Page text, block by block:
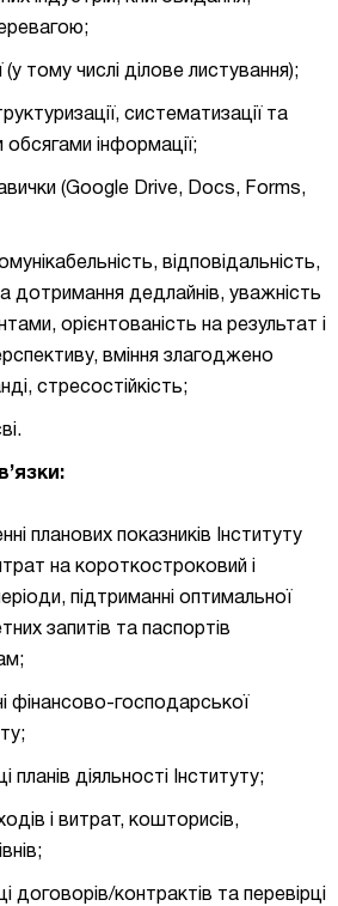
(у тому числі ділове листування);
систематизації та
інформації;
(Google Drive, Docs, Forms,
відповідальність,
дотримання дедлайнів, уважність
орієнтованість на результат і
вміння злагоджено
стресостійкість;
планових показників Інституту
на короткостроковий і
підтриманні оптимальної
запитів та паспортів
фінансово-господарської
планів діяльності Інституту;
і витрат, кошторисів,
договорів/контрактів та перевірці